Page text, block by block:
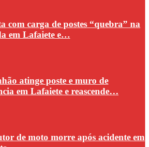
com carga de postes “quebra” na
em Lafaiete e…
atinge poste e muro de
em Lafaiete e reascende…
de moto morre após acidente em